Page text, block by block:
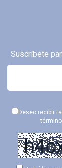
Suscríbete
Deseo recibir